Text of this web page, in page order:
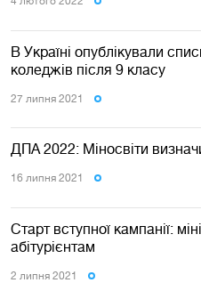
В Україні опублікували
коледжів після 9 класу
27 липня 2021
ДПА 2022: Міносвіти
16 липня 2021
Старт вступної кампанії:
абітурієнтам
2 липня 2021